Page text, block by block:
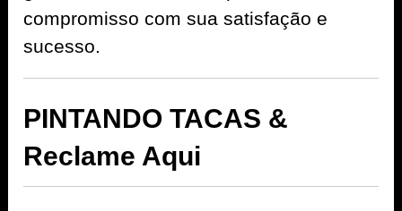
compromisso com sua satisfação e
sucesso.
PINTANDO TACAS &
Reclame Aqui